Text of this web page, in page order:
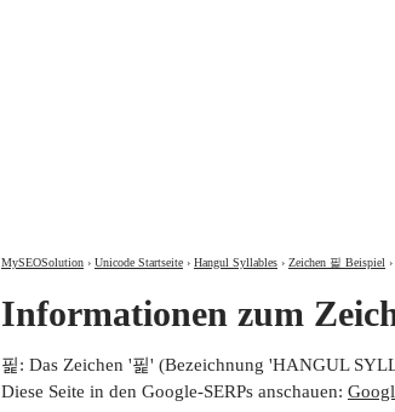
MySEOSolution › Unicode Startseite › Hangul Syllables › Zeichen 핉 Beispiel ›
Informationen zum
핉: Das Zeichen '핉' (Bezeichnung 'HANGUL
Diese Seite in den Google-SERPs anschauen: